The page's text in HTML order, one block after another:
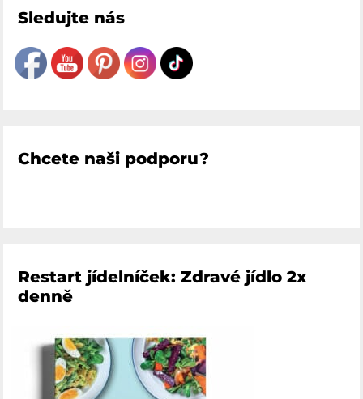
Sledujte nás
Chcete naši podporu?
Restart jídelníček: Zdravé jídlo 2x
denně